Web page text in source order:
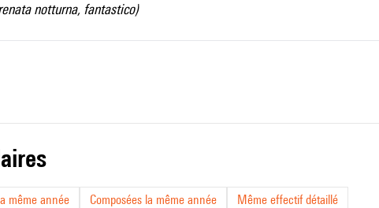
notturna, fantastico)
même année Composées la même année Même effectif détaillé